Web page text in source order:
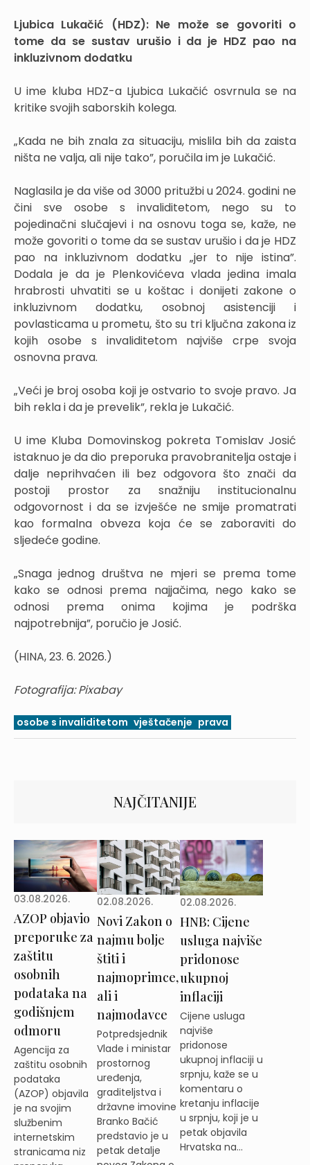
Ljubica Lukačić (HDZ): Ne može se govoriti o
tome da se sustav urušio i da je HDZ pao na
inkluzivnom dodatku
U ime kluba HDZ-a Ljubica Lukačić osvrnula se na
kritike svojih saborskih kolega.
„Kada ne bih znala za situaciju, mislila bih da zaista
ništa ne valja, ali nije tako”, poručila im je Lukačić.
Naglasila je da više od 3000 pritužbi u 2024. godini ne
čini sve osobe s invaliditetom, nego su to
pojedinačni slučajevi i na osnovu toga se, kaže, ne
može govoriti o tome da se sustav urušio i da je HDZ
pao na inkluzivnom dodatku „jer to nije istina”.
Dodala je da je Plenkovićeva vlada jedina imala
hrabrosti uhvatiti se u koštac i donijeti zakone o
inkluzivnom dodatku, osobnoj asistenciji i
povlasticama u prometu, što su tri ključna zakona iz
kojih osobe s invaliditetom najviše crpe svoja
osnovna prava.
„Veći je broj osoba koji je ostvario to svoje pravo. Ja
bih rekla i da je prevelik”, rekla je Lukačić.
U ime Kluba Domovinskog pokreta Tomislav Josić
istaknuo je da dio preporuka pravobranitelja ostaje i
dalje neprihvaćen ili bez odgovora što znači da
postoji prostor za snažniju institucionalnu
odgovornost i da se izvješće ne smije promatrati
kao formalna obveza koja će se zaboraviti do
sljedeće godine.
„Snaga jednog društva ne mjeri se prema tome
kako se odnosi prema najjačima, nego kako se
odnosi prema onima kojima je podrška
najpotrebnija”, poručio je Josić.
(HINA, 23. 6. 2026.)
Fotografija: Pixabay
osobe s invaliditetom vještačenje prava
NAJČITANIJE
03.08.2026.
AZOP objavio
preporuke za
zaštitu
osobnih
podataka na
godišnjem
odmoru
Agencija za
zaštitu osobnih
podataka
(AZOP) objavila
je na svojim
službenim
internetskim
stranicama niz
02.08.2026.
Novi Zakon o
najmu bolje
štiti i
najmoprimce,
ali i
najmodavce
Potpredsjednik
Vlade i ministar
prostornog
uređenja,
graditeljstva i
državne imovine
Branko Bačić
predstavio je u
petak detalje
02.08.2026.
HNB: Cijene
usluga najviše
pridonose
ukupnoj
inflaciji
Cijene usluga
najviše
pridonose
ukupnoj inflaciji u
srpnju, kaže se u
komentaru o
kretanju inflacije
u srpnju, koji je u
petak objavila
Hrvatska na...